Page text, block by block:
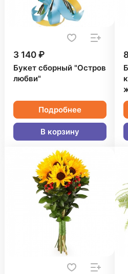
3 140 ₽
Букет сборный "Остров
любви"
Подробнее
В корзину